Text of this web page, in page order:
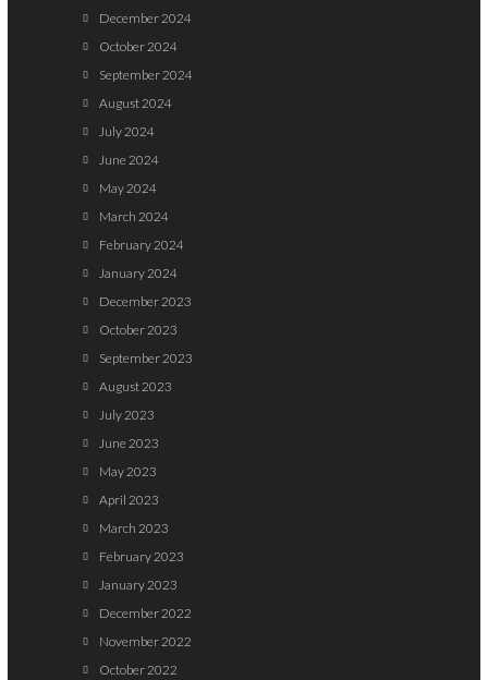
December 2024
October 2024
September 2024
August 2024
July 2024
June 2024
May 2024
March 2024
February 2024
January 2024
December 2023
October 2023
September 2023
August 2023
July 2023
June 2023
May 2023
April 2023
March 2023
February 2023
January 2023
December 2022
November 2022
October 2022